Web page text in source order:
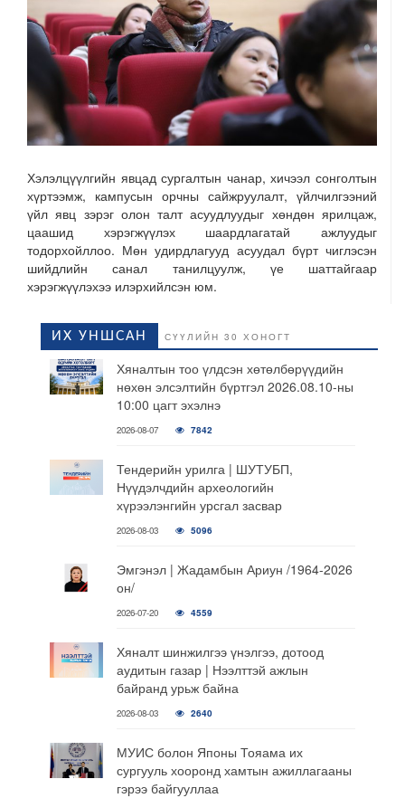
Хэлэлцүүлгийн явцад сургалтын чанар, хичээл сонголтын
хүртээмж, кампусын орчны сайжруулалт, үйлчилгээний
үйл явц зэрэг олон талт асуудлуудыг хөндөн ярилцаж,
цаашид хэрэгжүүлэх шаардлагатай ажлуудыг
тодорхойллоо. Мөн удирдлагууд асуудал бүрт чиглэсэн
шийдлийн санал танилцуулж, үе шаттайгаар
хэрэгжүүлэхээ илэрхийлсэн юм.
ИХ УНШСАН СҮҮЛИЙН 30 ХОНОГТ
Хяналтын тоо үлдсэн хөтөлбөрүүдийн
нөхөн элсэлтийн бүртгэл 2026.08.10-ны
10:00 цагт эхэлнэ
2026-08-07 7842
Тендерийн урилга | ШУТУБП,
Нүүдэлчдийн археологийн
хүрээлэнгийн урсгал засвар
2026-08-03 5096
Эмгэнэл | Жадамбын Ариун /1964-2026
он/
2026-07-20 4559
Хяналт шинжилгээ үнэлгээ, дотоод
аудитын газар | Нээлттэй ажлын
байранд урьж байна
2026-08-03 2640
МУИС болон Японы Тояама их
сургууль хооронд хамтын ажиллагааны
гэрээ байгууллаа